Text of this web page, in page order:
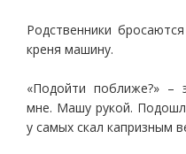
Родственники
креня машину.
«Подойти поближе?» –
мне. Машу рукой.
у самых скал капризным